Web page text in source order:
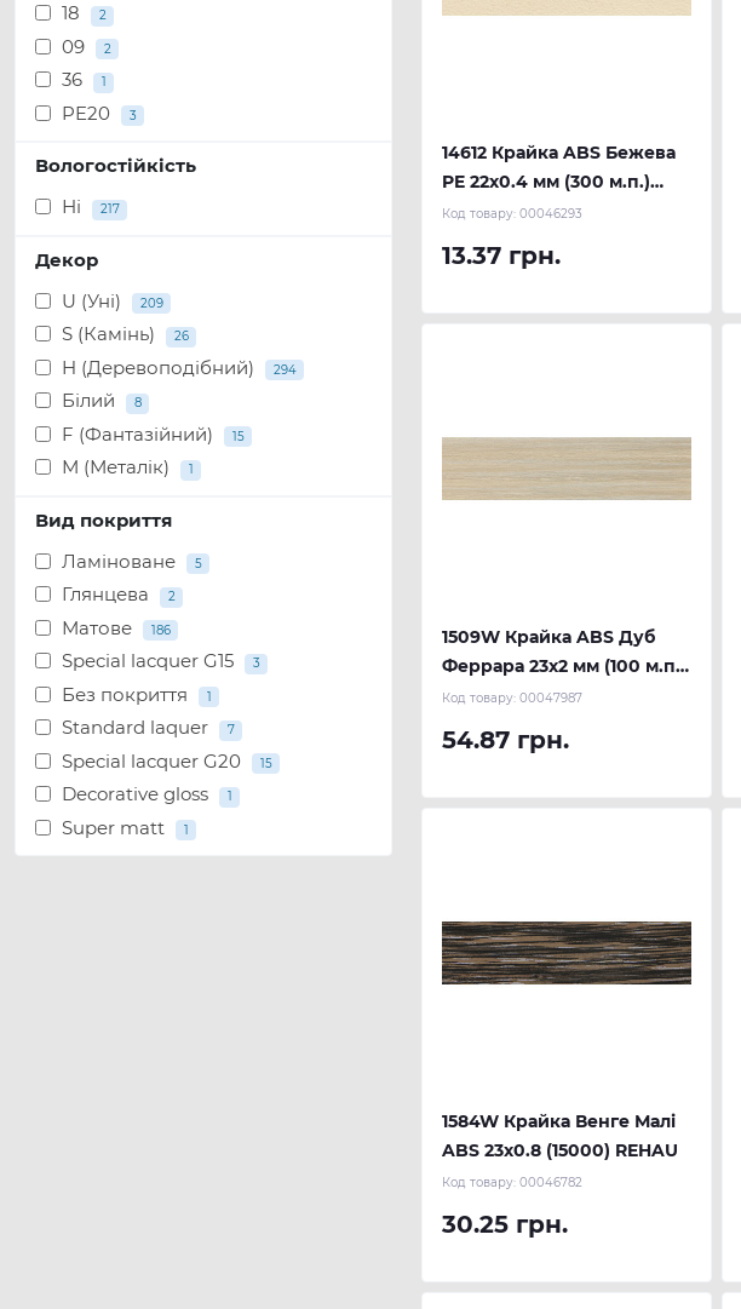
18 2
09 2
36 1
PE20 3
Вологостійкість
Ні
217
Декор
U (Уні)
209
S (Камінь) 26
H (Деревоподібний) 294
Білий 8
F (Фантазійний) 15
М (Металік) 1
Вид покриття
Ламіноване
5
Глянцева 2
Матове 186
Special lacquer G15 3
Без покриття 1
Standard laquer 7
Special lacquer G20 15
Decorative gloss 1
Super matt 1
14612 Крайка ABS Бежева
PE 22х0.4 мм (300 м.п.)
REHAU
Код товару: 00046293
13.37 грн.
1509W Крайка ABS Дуб
Феррара 23х2 мм (100 м.п.)
REHAU
Код товару: 00047987
54.87 грн.
1584W Крайка Венге Малі
ABS 23х0.8 (15000) REHAU
Код товару: 00046782
30.25 грн.